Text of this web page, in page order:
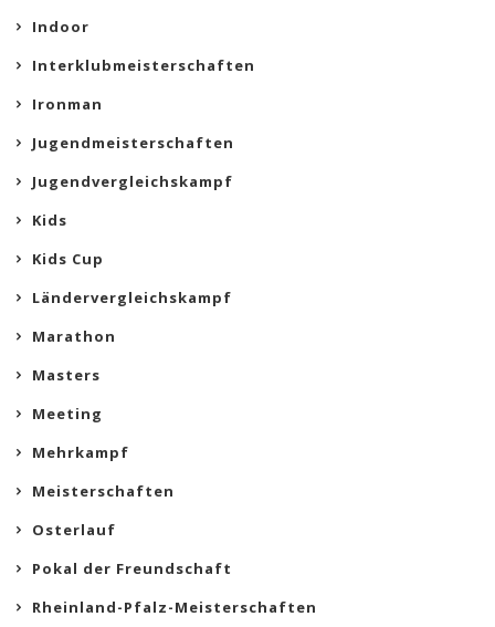
Indoor
Interklubmeisterschaften
Ironman
Jugendmeisterschaften
Jugendvergleichskampf
Kids
Kids Cup
Ländervergleichskampf
Marathon
Masters
Meeting
Mehrkampf
Meisterschaften
Osterlauf
Pokal der Freundschaft
Rheinland-Pfalz-Meisterschaften